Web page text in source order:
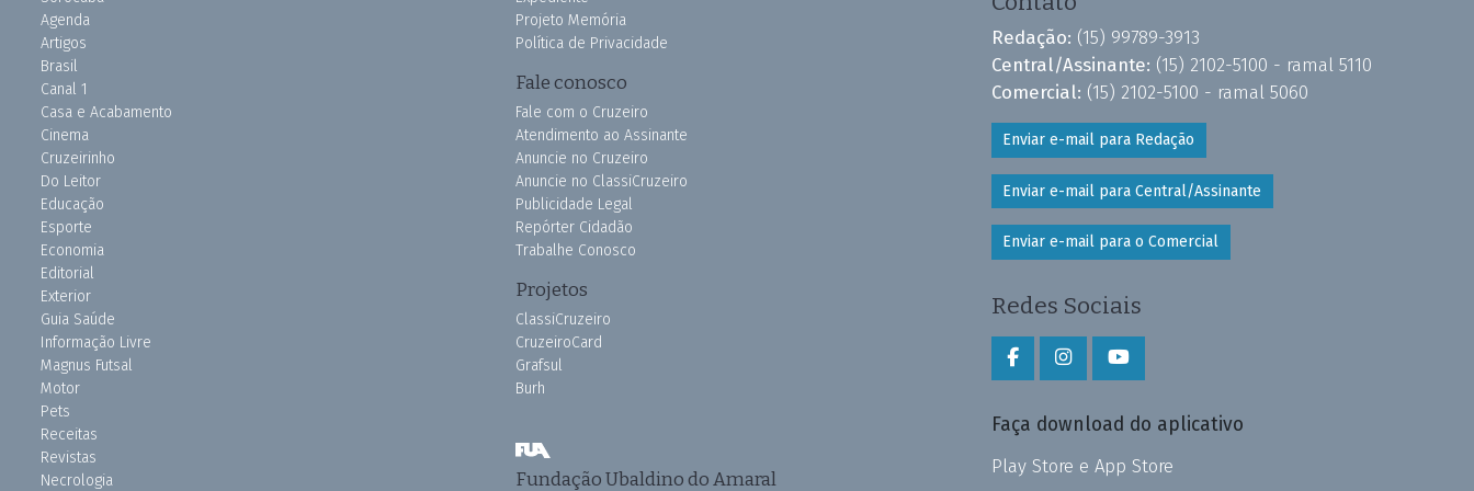
Agenda
Artigos
Brasil
Canal 1
Casa e Acabamento
Cinema
Cruzeirinho
Do Leitor
Educação
Esporte
Economia
Editorial
Exterior
Guia Saúde
Informação Livre
Magnus Futsal
Motor
Pets
Receitas
Revistas
Necrologia
Projeto Memória
Política de Privacidade
Fale conosco
Fale com o Cruzeiro
Atendimento ao Assinante
Anuncie no Cruzeiro
Anuncie no ClassiCruzeiro
Publicidade Legal
Repórter Cidadão
Trabalhe Conosco
Projetos
ClassiCruzeiro
CruzeiroCard
Grafsul
Burh
Fundação Ubaldino do Amaral
Redação: (15) 99789-3913
Central/Assinante: (15) 2102-5100 - ramal 5110
Comercial: (15) 2102-5100 - ramal 5060
Enviar e-mail para Redação
Enviar e-mail para Central/Assinante
Enviar e-mail para o Comercial
Redes Sociais
Faça download do aplicativo
Play Store e App Store